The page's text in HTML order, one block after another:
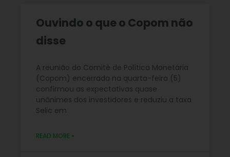
Ouvindo o que o Copom não
disse
A reunião do Comitê de Política Monetária
(Copom) encerrada na quarta-feira (5)
confirmou as expectativas quase
unânimes dos investidores e reduziu a taxa
Selic em
READ MORE »